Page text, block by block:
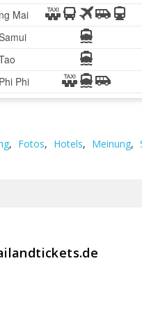
, Fotos, Hotels, Meinung,